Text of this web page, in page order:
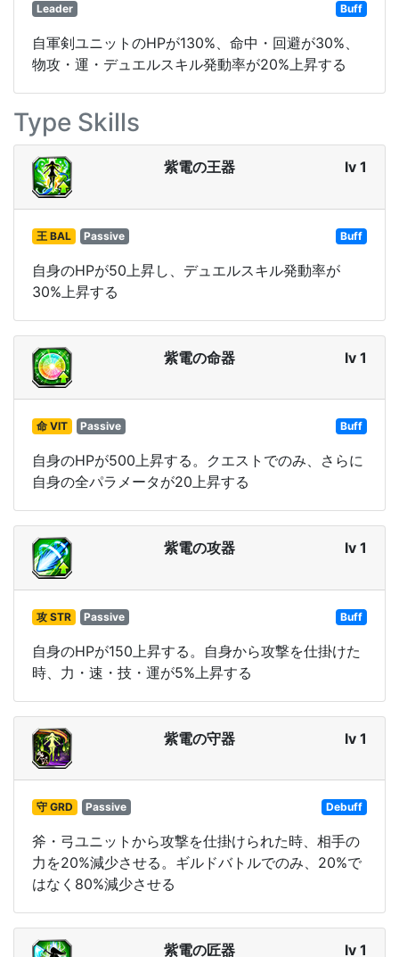
Leader Buff
自軍剣ユニットのHPが130%、命中・回避が30%、
物攻・運・デュエルスキル発動率が20%上昇する
Type Skills
紫電の王器 lv 1
王 BAL Passive Buff
自身のHPが50上昇し、デュエルスキル発動率が
30%上昇する
紫電の命器 lv 1
命 VIT Passive Buff
自身のHPが500上昇する。クエストでのみ、さらに
自身の全パラメータが20上昇する
紫電の攻器 lv 1
攻 STR Passive Buff
自身のHPが150上昇する。自身から攻撃を仕掛けた
時、力・速・技・運が5%上昇する
紫電の守器 lv 1
守 GRD Passive Debuff
斧・弓ユニットから攻撃を仕掛けられた時、相手の
力を20%減少させる。ギルドバトルでのみ、20%で
はなく80%減少させる
紫電の匠器 lv 1